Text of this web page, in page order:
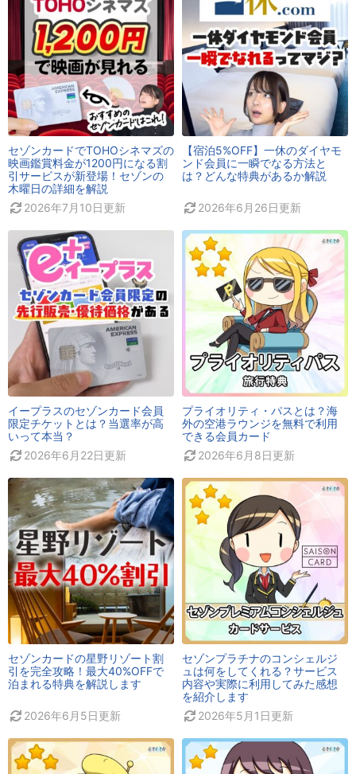
セゾンカードでTOHOシネマズの
映画鑑賞料金が1200円になる割
引サービスが新登場！セゾンの
木曜日の詳細を解説
2026年7月10日更新
【宿泊5%OFF】一休のダイヤモ
ンド会員に一瞬でなる方法と
は？どんな特典があるか解説
2026年6月26日更新
イープラスのセゾンカード会員
限定チケットとは？当選率が高
いって本当？
2026年6月22日更新
プライオリティ・パスとは？海
外の空港ラウンジを無料で利用
できる会員カード
2026年6月8日更新
セゾンカードの星野リゾート割
引を完全攻略！最大40%OFFで
泊まれる特典を解説します
2026年6月5日更新
セゾンプラチナのコンシェルジ
ュは何をしてくれる？サービス
内容や実際に利用してみた感想
を紹介します
2026年5月1日更新